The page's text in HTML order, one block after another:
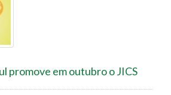
promove em outubro o JICS